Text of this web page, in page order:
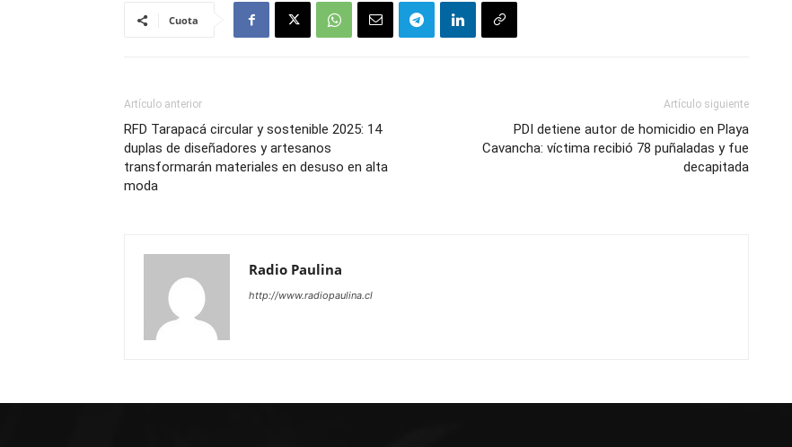
Cuota
Artículo anterior
RFD Tarapacá circular y sostenible 2025: 14
duplas de diseñadores y artesanos
transformarán materiales en desuso en alta
moda
Artículo siguiente
PDI detiene autor de homicidio en Playa
Cavancha: víctima recibió 78 puñaladas y fue
decapitada
Radio Paulina
http://www.radiopaulina.cl